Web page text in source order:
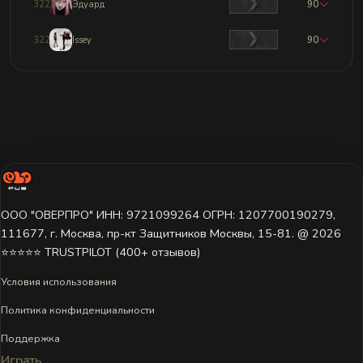
3220 Эдуард 90
3221 Issey 90
ООО "ОВЕРПРО" ИНН: 9721099264 ОГРН: 1207700190279,
111677, г. Москва, пр-кт Защитников Москвы, 15-81. @ 2026 ㅤ
⭐⭐⭐⭐⭐ TRUSTPILOT (400+ отзывов)
Условия использования
Политика конфиденциальности
Поддержка